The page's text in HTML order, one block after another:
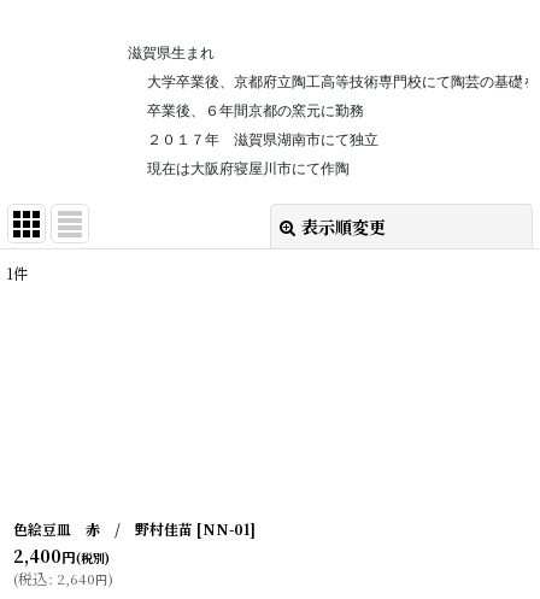
滋賀県生まれ
大学卒業後、京都府立陶工高等技術専門校にて陶芸の基礎を
                卒業後、６年間京都の窯元に勤務
                ２０１７年　滋賀県湖南市にて独立
                現在は大阪府寝屋川市にて作陶
表示順変更
1件
色絵豆皿 赤 / 野村佳苗 [NN-01]
2,400円(税別)
(税込: 2,640円)